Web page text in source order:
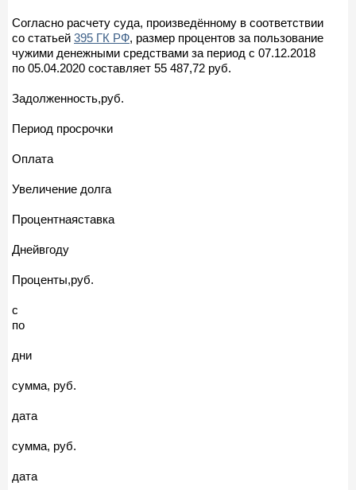
Согласно расчету суда, произведённому в соответствии
со статьей 395 ГК РФ, размер процентов за пользование
чужими денежными средствами за период с 07.12.2018
по 05.04.2020 составляет 55 487,72 руб.
Задолженность,руб.
Период просрочки
Оплата
Увеличение долга
Процентнаяставка
Днейвгоду
Проценты,руб.
c
по
дни
сумма, руб.
дата
сумма, руб.
дата